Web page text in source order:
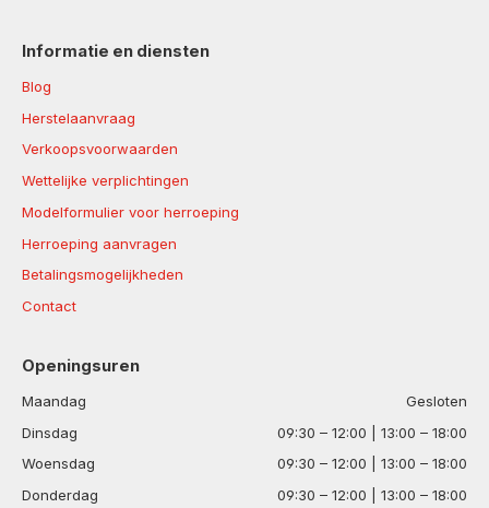
Informatie en diensten
Blog
Herstelaanvraag
Verkoopsvoorwaarden
Wettelijke verplichtingen
Modelformulier voor herroeping
Herroeping aanvragen
Betalingsmogelijkheden
Contact
Openingsuren
Maandag
Gesloten
Dinsdag
09:30 – 12:00 | 13:00 – 18:00
Woensdag
09:30 – 12:00 | 13:00 – 18:00
Donderdag
09:30 – 12:00 | 13:00 – 18:00